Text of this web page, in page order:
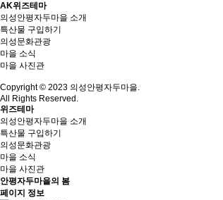
AK위즈테마
의성안평자두마을 소개
특산물 구입하기
의성문화관광
마을 소식
마을 사진관
Copyright © 2023 의성안평자두마을.
All Rights Reserved.
위즈테마
의성안평자두마을 소개
특산물 구입하기
의성문화관광
마을 소식
마을 사진관
안평자두마을의 봄
페이지 정보